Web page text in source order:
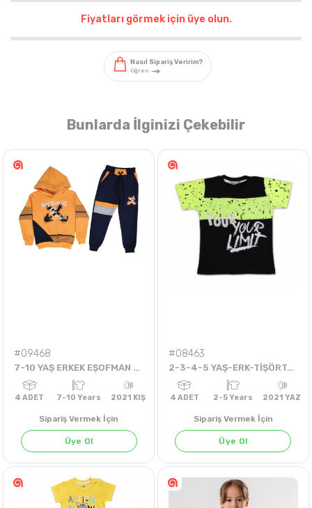
Fiyatları görmek için üye olun.
Nasıl Sipariş Veririm?
Bunlarda İlginizi Çekebilir
#09468
7-10 YAŞ ERKEK EŞOFMAN TAKIM -NOTHING
7-10 Years
Sipariş Vermek İçin
Üye Ol
#08463
2-3-4-5 YAŞ-ERK-TİŞÖRT-PUSH
ADET 2-5 Years
Sipariş Vermek İçin
Üye Ol